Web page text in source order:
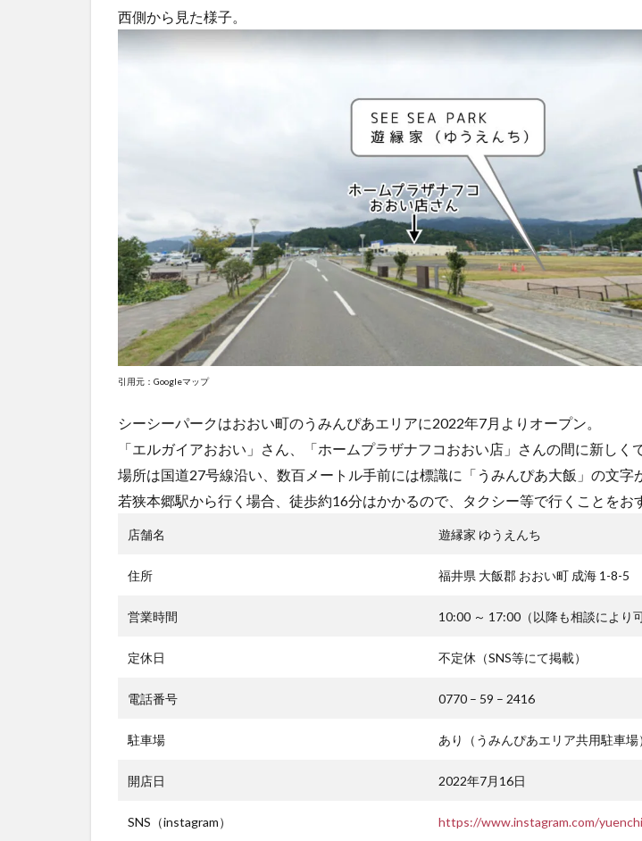
西側から見た様子。
引用元：Googleマップ
シーシーパークはおおい町のうみんぴあエリアに2022年7月よりオープン。
「エルガイアおおい」さん、「ホームプラザナフコおおい店」さんの間に新しく
場所は国道27号線沿い、数百メートル手前には標識に「うみんぴあ大飯」の文字
若狭本郷駅から行く場合、徒歩約16分はかかるので、タクシー等で行くことをお
店舗名 遊縁家 ゆうえんち
住所 福井県 大飯郡 おおい町 成海 1-8-5
営業時間 10:00 ～ 17:00（以降も相談により可
定休日 不定休（SNS等にて掲載）
電話番号 0770 – 59 – 2416
駐車場 あり（うみんぴあエリア共用駐車場
開店日 2022年7月16日
SNS（instagram） https://www.instagram.com/